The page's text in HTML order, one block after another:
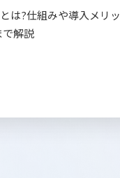
は?仕組みや導入メリッ
で解説